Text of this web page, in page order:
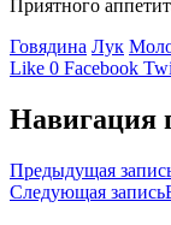
Приятного
Говядина Лук
Like 0 Facebook
Навигация
Предыдущая
Следующая запись